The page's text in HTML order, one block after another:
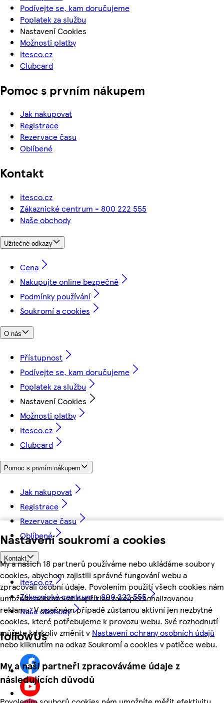
Nastavení soukromí a cookies
My a našich 18 partnerů používáme nebo ukládáme soubory
cookies, abychom zajistili správné fungování webu a
zpracovali osobní údaje. Povolením použití všech cookies nám
umožníte zobrazovat například také personalizovanou
reklamu. V opačném případě zůstanou aktivní jen nezbytné
cookies, které potřebujeme k provozu webu. Své rozhodnutí
můžete kdykoliv změnit v Nastavení ochrany osobních údajů
nebo kliknutím na odkaz Soukromí a cookies v patičce webu.
My a naši partneři zpracováváme údaje z
následujících důvodů
Podívejte se, kam doručujeme
Poplatek za službu
Nastavení Cookies
Možnosti platby
itesco.cz
Clubcard
Pomoc s prvním nákupem
Jak nakupovat
Registrace
Rezervace času
Oblíbené
Kontakt
itesco.cz
Zákaznické centrum - 800 222 555
Naše obchody
Užitečné odkazy
Cena
Nakupujte online bezpečně
Podmínky používání
Soukromí a cookies
O nás
Přístupnost
Podívejte se, kam doručujeme
Poplatek za službu
Nastavení Cookies
Možnosti platby
itesco.cz
Clubcard
Pomoc s prvním nákupem
Jak nakupovat
Registrace
Rezervace času
Oblíbené
Kontakt
itesco.cz
Zákaznické centrum - 800 222 555
Naše obchody
followUs